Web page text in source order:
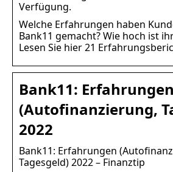
Verfügung.
Welche Erfahrungen haben
Bank11 gemacht? Wie hoch ist
Lesen Sie hier 21
Bank11: Erfahrungen
(Autofinanzierung,
2022
Bank11: Erfahrungen
Tagesgeld) 2022 – Finanztip